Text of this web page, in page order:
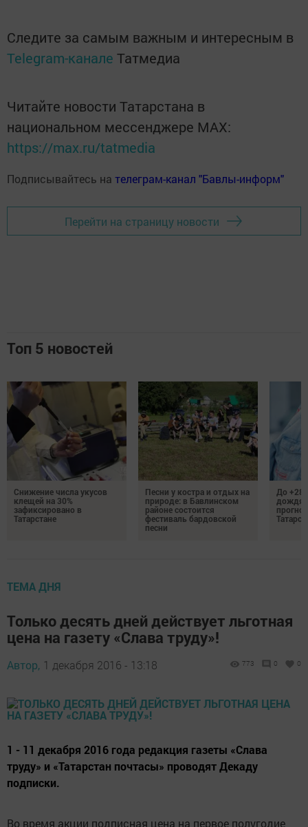
Следите за самым важным и интересным в
Telegram-канале Татмедиа
Читайте новости Татарстана в
национальном мессенджере MАХ:
https://max.ru/tatmedia
Подписывайтесь на телеграм-канал "Бавлы-информ"
Перейти на страницу новости
Топ 5 новостей
Снижение числа укусов
клещей на 30%
зафиксировано в
Татарстане
Песни у костра и отдых на
природе: в Бавлинском
районе состоится
фестиваль бардовской
песни
До +28
ТЕМА ДНЯ
Только десять дней действует льготная
цена на газету «Слава труду»!
Автор, 1 декабря 2016 - 13:18 773 0 0
1 - 11 декабря 2016 года редакция газеты «Слава
труду» и «Татарстан почтасы» проводят Декаду
подписки.
Во время акции подписная цена на первое полугодие